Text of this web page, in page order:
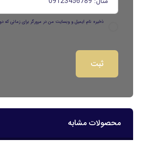
ذخیره نام، ایمیل و وبسایت من در مرورگر برای زمانی که
محصولات مشابه